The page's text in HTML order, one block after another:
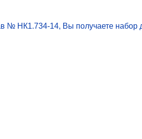
№ НК1.734-14, Вы получаете набор